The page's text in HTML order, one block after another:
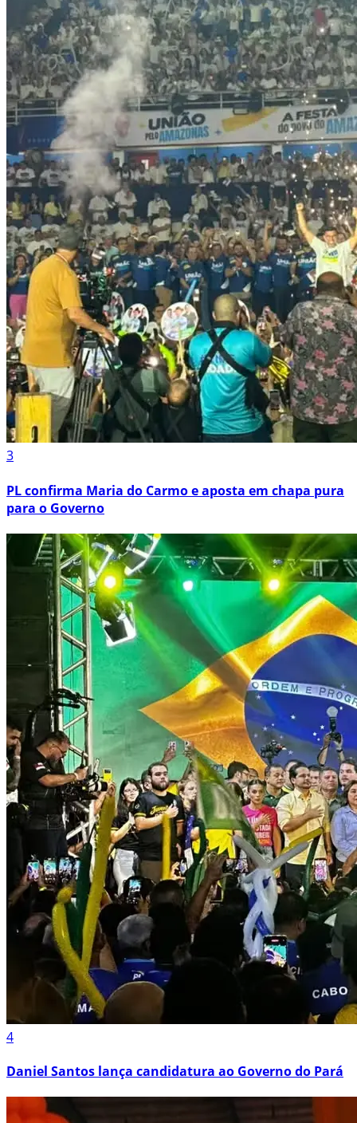
3
PL confirma Maria do Carmo e aposta em chapa pura
para o Governo
4
Daniel Santos lança candidatura ao Governo do Pará